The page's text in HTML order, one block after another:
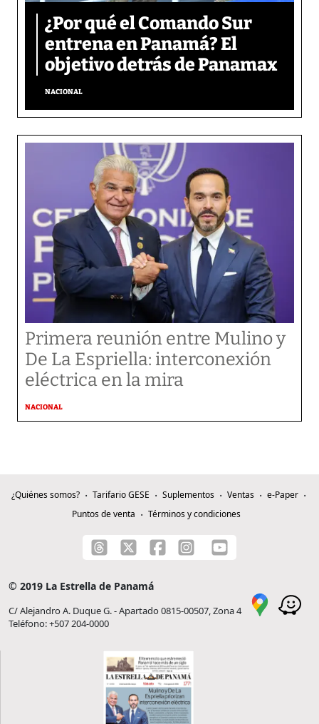
¿Por qué el Comando Sur
entrena en Panamá? El
objetivo detrás de Panamax
NACIONAL
Primera reunión entre Mulino y
De La Espriella: interconexión
eléctrica en la mira
NACIONAL
¿Quiénes somos? Tarifario GESE Suplementos Ventas
e-Paper
Puntos de venta
Términos y condiciones
© 2019 La Estrella de Panamá
C/ Alejandro A. Duque G. - Apartado 0815-00507, Zona 4
Teléfono: +507 204-0000